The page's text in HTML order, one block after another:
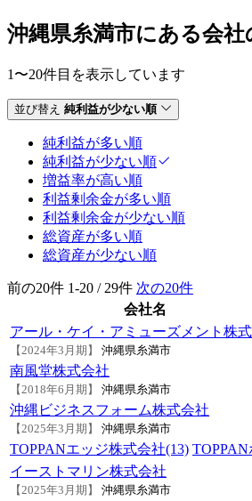
沖縄県糸満市にある会社
1〜20件目を表示しています
並び替え 純利益が少ない順
純利益が多い順
純利益が少ない順
増益率が高い順
利益剰余金が多い順
利益剰余金が少ない順
総資産が多い順
総資産が少ない順
前の20件 1-20 / 29件 次の20件
会社名
アール・ケイ・アミューズメント株
【2024年3月期】 沖縄県糸満市
南風堂株式会社
【2018年6月期】 沖縄県糸満市
沖縄ビジネスフォーム株式会社
【2025年3月期】 沖縄県糸満市
TOPPANエッジ株式会社(13)
イーストマリン株式会社
【2025年3月期】 沖縄県糸満市